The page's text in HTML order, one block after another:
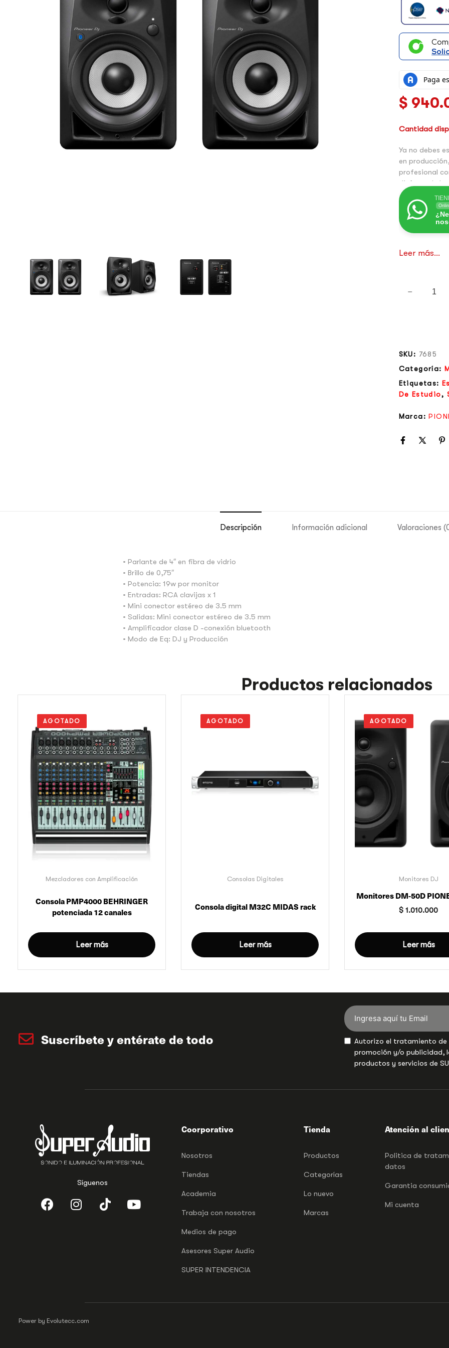
$
Cantidad
Ya no debes
en
profesional
disfruta de la
incluyen
Leer más...
SKU: 7685
Categoría:
Etiquetas:
De Estudio,
Marca:
Descripción Información adicional Valoraciones
• Parlante de 4″ en fibra de vidrio
• Brillo de 0,75″
• Potencia: 19w por monitor
• Entradas: RCA clavijas x 1
• Mini conector estéreo de 3.5 mm
• Salidas: Mini conector estéreo de 3.5 mm
• Amplificador clase D -conexión bluetooth
• Modo de Eq: DJ y Producción
Productos relacionados
AGOTADO
Mezcladores con Amplificación
Consola PMP4000 BEHRINGER
potenciada 12 canales
Leer más
AGOTADO
Consolas Digitales
Consola digital M32C MIDAS rack
Leer más
AGOTADO
Monitores DJ
Monitores DM-50D
$ 1.010.000
Leer más
Suscríbete y entérate de todo
Autorizo el tratamiento
promoción y/o publicidad,
productos y servicios de
Síguenos
Coorporativo
Nosotros
Tiendas
Academia
Trabaja con nosotros
Medios de pago
Asesores Super Audio
SUPER INTENDENCIA
Tienda
Productos
Categorías
Lo nuevo
Marcas
Atención al
Politica de
datos
Garantia
Mi cuenta
Power by Evolutecc.com